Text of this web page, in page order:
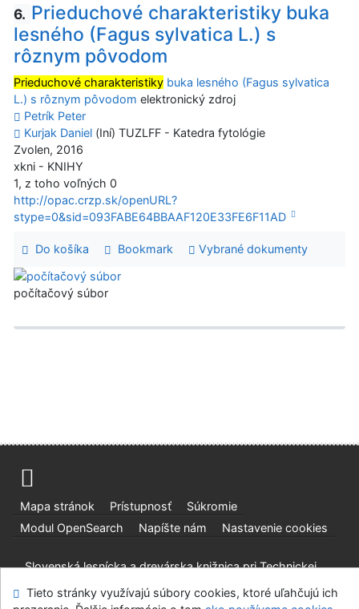
6. Prieduchové charakteristiky buka
lesného (Fagus sylvatica L.) s
rôznym pôvodom
Prieduchové charakteristiky buka lesného (Fagus sylvatica
L.) s rôznym pôvodom elektronický zdroj
Petrík Peter
Kurjak Daniel (Iní) TUZLFF - Katedra fytológie
Zvolen, 2016
xkni - KNIHY
1, z toho voľných 0
http://opac.crzp.sk/openURL?
stype=0&sid=093FABE64BBAAF120E33FE6F11AD
Do košíka Bookmark Vybrané dokumenty
počítačový súbor
Mapa stránok Prístupnosť
Súkromie
Modul OpenSearch
Napíšte nám Nastavenie cookies
Slovenská lesnícka a drevárska knižnica pri Technickej
Tieto stránky využívajú súbory cookies, ktoré uľahčujú ich